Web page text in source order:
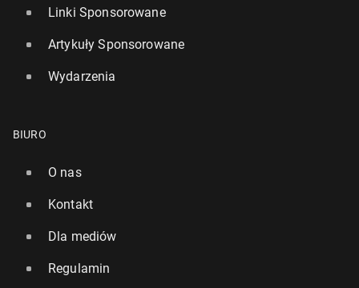
Linki Sponsorowane
Artykuły Sponsorowane
Wydarzenia
BIURO
O nas
Kontakt
Dla mediów
Regulamin